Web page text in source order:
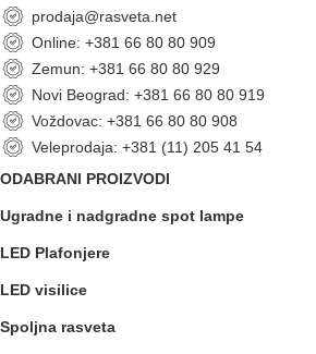
prodaja@rasveta.net
Online: +381 66 80 80 909
Zemun: +381 66 80 80 929
Novi Beograd: +381 66 80 80 919
Voždovac: +381 66 80 80 908
Veleprodaja: +381 (11) 205 41 54
ODABRANI PROIZVODI
Ugradne i nadgradne spot lampe
LED Plafonjere
LED visilice
Spoljna rasveta